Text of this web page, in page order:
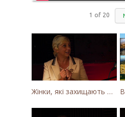
1 of 20
Жінки, які захищають Карпати. Як громада села Калини захищає річку Тересву від забудови МГЕС